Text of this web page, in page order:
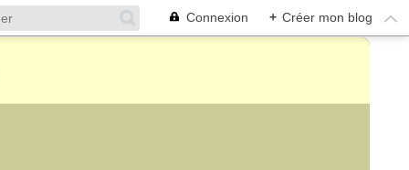
Connexion + Créer mon blog